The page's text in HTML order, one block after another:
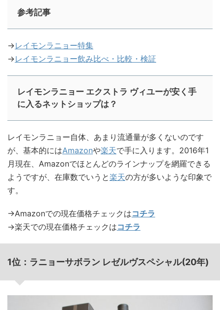
参考記事
→レイモンラニョー特集
→レイモンラニョー飲み比べ・比較・検証
レイモンラニョー エクストラ ヴィユーが安く手
に入るネットショップは？
レイモンラニョー自体、あまり流通量が多くないのです
が、基本的にはAmazonや楽天で手に入ります。2016年1
月現在、Amazonでほとんどのラインナップを網羅できる
ようですが、在庫数でいうと楽天の方が多いような印象で
す。
→Amazonでの現在価格チェックはコチラ
→楽天での現在価格チェックはコチラ
1位：ラニョーサボラン レゼルヴスペシャル(20年)